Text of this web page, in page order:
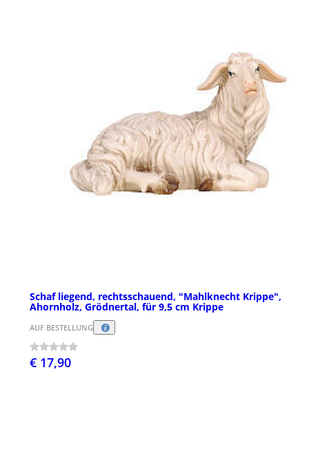
Schaf liegend, rechtsschauend, "Mahlknecht Krippe",
Ahornholz, Grödnertal, für 9,5 cm Krippe
AUF BESTELLUNG
€ 17,90